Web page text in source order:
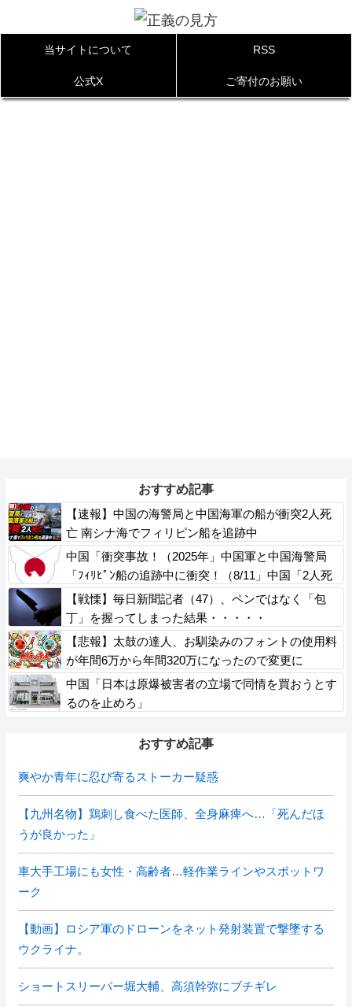
当サイトについて RSS
公式X ご寄付のお願い
おすすめ記事
【速報】中国の海警局と中国海軍の船が衝突2人死
亡 南シナ海でフィリピン船を追跡中
中国「衝突事故！（2025年」中国軍と中国海警局
「ﾌｨﾘﾋﾟﾝ船の追跡中に衝突！（8/11」中国「2人死
亡」中国政府「1年間隠蔽」日本「隠蔽された事実
報道！（2026年」→
【戦慄】毎日新聞記者（47）、ペンではなく「包
丁」を握ってしまった結果・・・・・
【悲報】太鼓の達人、お馴染みのフォントの使用料
が年間6万から年間320万になったので変更に
中国「日本は原爆被害者の立場で同情を買おうとす
るのを止めろ」
おすすめ記事
爽やか青年に忍び寄るストーカー疑惑
【九州名物】鶏刺し食べた医師、全身麻痺へ…「死んだほ
うが良かった」
車大手工場にも女性・高齢者…軽作業ラインやスポットワ
ーク
【動画】ロシア軍のドローンをネット発射装置で撃墜する
ウクライナ。
ショートスリーパー堀大輔、高須幹弥にブチギレ